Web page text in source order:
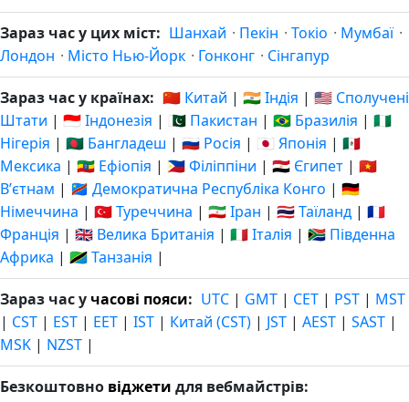
Зараз час у цих міст: Шанхай · Пекін · Токіо · Мумбаї ·
Лондон · Місто Нью-Йорк · Гонконг · Сінгапур
Зараз час у країнах: 🇨🇳 Китай | 🇮🇳 Індія | 🇺🇸 Сполучені
Штати | 🇮🇩 Індонезія | 🇵🇰 Пакистан | 🇧🇷 Бразилія | 🇳🇬
Нігерія | 🇧🇩 Бангладеш | 🇷🇺 Росія | 🇯🇵 Японія | 🇲🇽
Мексика | 🇪🇹 Ефіопія | 🇵🇭 Філіппіни | 🇪🇬 Єгипет | 🇻🇳
Вʼєтнам | 🇨🇩 Демократична Республіка Конго | 🇩🇪
Німеччина | 🇹🇷 Туреччина | 🇮🇷 Іран | 🇹🇭 Таїланд | 🇫🇷
Франція | 🇬🇧 Велика Британія | 🇮🇹 Італія | 🇿🇦 Південна
Африка | 🇹🇿 Танзанія |
Зараз час у часові пояси: UTC | GMT | CET | PST | MST
| CST | EST | EET | IST | Китай (CST) | JST | AEST | SAST |
MSK | NZST |
Безкоштовно віджети для вебмайстрів: